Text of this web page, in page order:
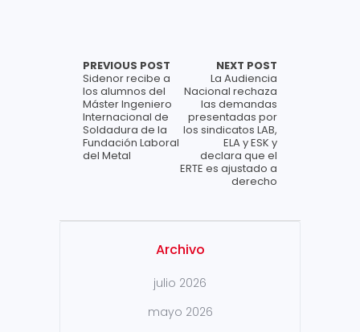
PREVIOUS POST
Sidenor recibe a
los alumnos del
Máster Ingeniero
Internacional de
Soldadura de la
Fundación Laboral
del Metal
NEXT POST
La Audiencia
Nacional rechaza
las demandas
presentadas por
los sindicatos LAB,
ELA y ESK y
declara que el
ERTE es ajustado a
derecho
Archivo
julio 2026
mayo 2026